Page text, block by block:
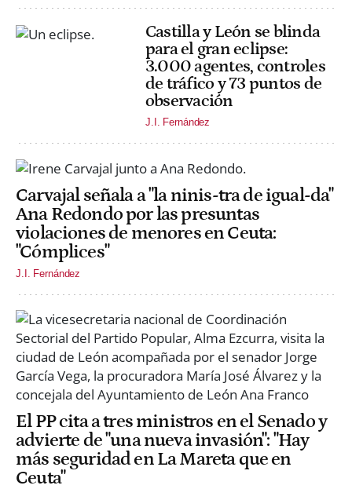
Castilla y León se blinda
para el gran eclipse:
3.000 agentes, controles
de tráfico y 73 puntos de
observación
J.I. Fernández
Carvajal señala a "la ninis-tra de igual-da"
Ana Redondo por las presuntas
violaciones de menores en Ceuta:
"Cómplices"
J.I. Fernández
El PP cita a tres ministros en el Senado y
advierte de "una nueva invasión": "Hay
más seguridad en La Mareta que en
Ceuta"